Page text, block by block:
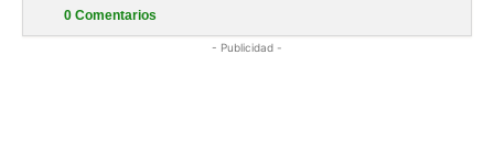
0 Comentarios
- Publicidad -